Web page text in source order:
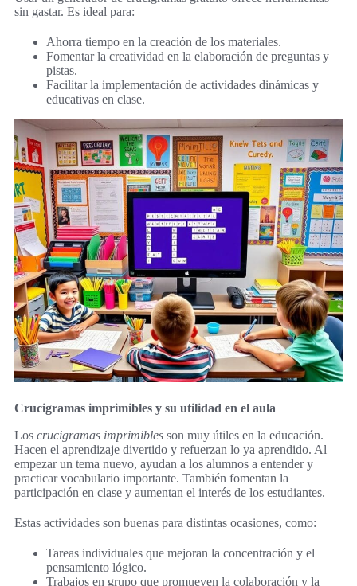
sin gastar. Es ideal para:
Ahorra tiempo en la creación de los materiales.
Fomentar la creatividad en la elaboración de preguntas y
pistas.
Facilitar la implementación de actividades dinámicas y
educativas en clase.
Crucigramas imprimibles y su utilidad en el aula
Los crucigramas imprimibles son muy útiles en la educación.
Hacen el aprendizaje divertido y refuerzan lo ya aprendido. Al
empezar un tema nuevo, ayudan a los alumnos a entender y
practicar vocabulario importante. También fomentan la
participación en clase y aumentan el interés de los estudiantes.
Estas actividades son buenas para distintas ocasiones, como:
Tareas individuales que mejoran la concentración y el
pensamiento lógico.
Trabajos en grupo que promueven la colaboración y la